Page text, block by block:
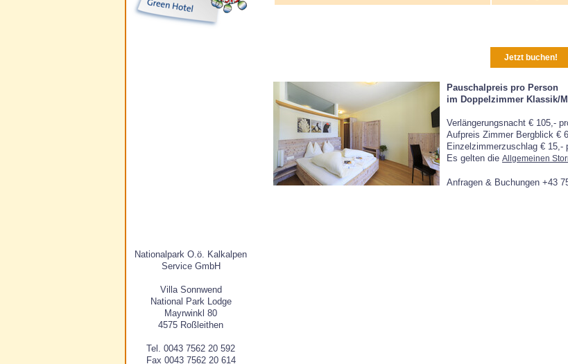
Jetzt buchen!
Pauschalpreis pro Person
im Doppelzimmer Klassik/
Verlängerungsnacht € 105,-
Aufpreis Zimmer Bergblick €
Einzelzimmerzuschlag € 15,-
Es gelten die Allgemeinen
Anfragen & Buchungen +43
Nationalpark O.ö. Kalkalpen
Service GmbH
Villa Sonnwend
National Park Lodge
Mayrwinkl 80
4575 Roßleithen
Tel. 0043 7562 20 592
Fax 0043 7562 20 614